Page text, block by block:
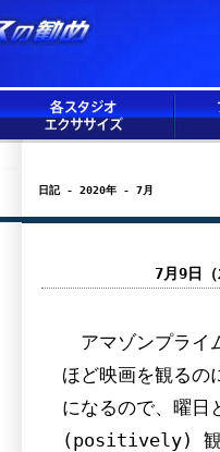
日記 - 2020年 - 7月
7月9日
アマゾンプライ
ほど映画を観るの
になるので、曜日
(positively) 観た